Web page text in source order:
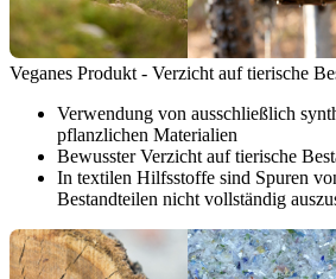
Veganes Produkt - Verzicht auf tierische
Verwendung von ausschließlich
pflanzlichen Materialien
Bewusster Verzicht auf tierische
In textilen Hilfsstoffe sind Spuren
Bestandteilen nicht vollständig